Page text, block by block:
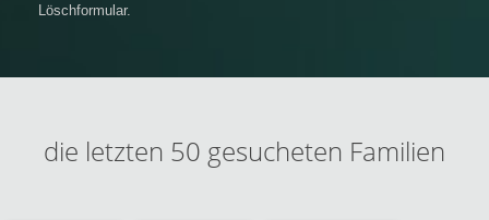
Löschformular.
die letzten 50 gesucheten Familien